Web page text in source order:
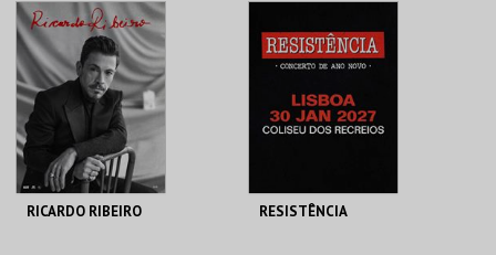
COLISEU DE LISBOA
MAIS INFO
COMPRAR COMPRAR
RICARDO RIBEIRO RESISTÊNCIA